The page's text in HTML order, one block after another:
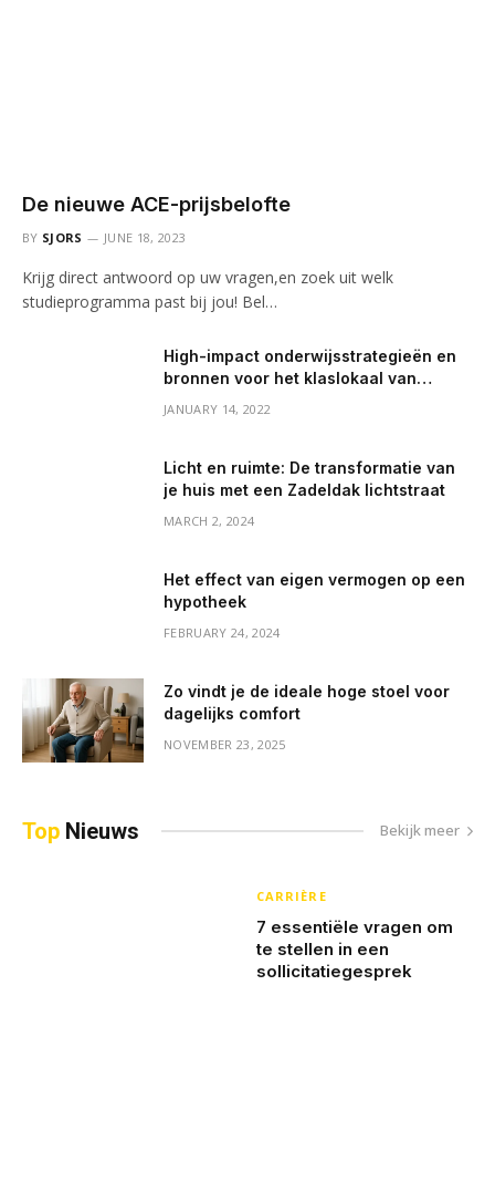
De nieuwe ACE-prijsbelofte
BY SJORS JUNE 18, 2023
Krijg direct antwoord op uw vragen,en zoek uit welk
studieprogramma past bij jou! Bel…
High-impact onderwijsstrategieën en
bronnen voor het klaslokaal van
JANUARY 14, 2022
Licht en ruimte: De transformatie van
je huis met een Zadeldak lichtstraat
MARCH 2, 2024
Het effect van eigen vermogen op een
hypotheek
FEBRUARY 24, 2024
Zo vindt je de ideale hoge stoel voor
dagelijks comfort
NOVEMBER 23, 2025
Top Nieuws Bekijk meer
CARRIÈRE
7 essentiële vragen om
te stellen in een
sollicitatiegesprek